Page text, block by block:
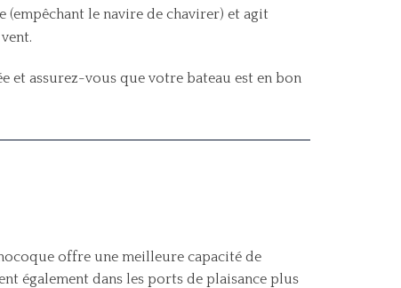
le navire de chavirer) et agit
et assurez-vous que votre bateau est en bon
offre une meilleure capacité de
également dans les ports de plaisance plus